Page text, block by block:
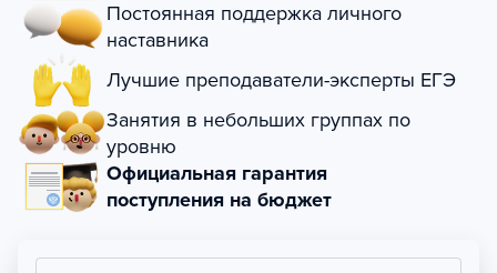
Постоянная поддержка личного
наставника
Лучшие преподаватели-эксперты ЕГЭ
Занятия в небольших группах по
уровню
Официальная гарантия
поступления на бюджет